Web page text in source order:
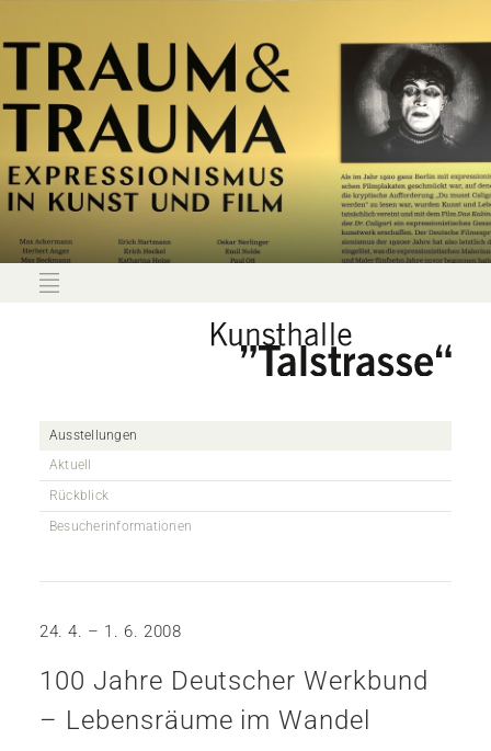
Ausstellungen
Aktuell
Rückblick
Besucherinformationen
24. 4. – 1. 6. 2008
100 Jahre Deutscher Werkbund
– Lebensräume im Wandel